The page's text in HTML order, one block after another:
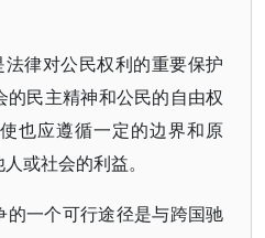
法律对公民权利的重要保护
的民主精神和公民的自由权
也应遵循一定的边界和原
或社会的利益。
的一个可行途径是与跨国驰